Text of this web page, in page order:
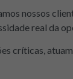
nossos
real da
críticas,